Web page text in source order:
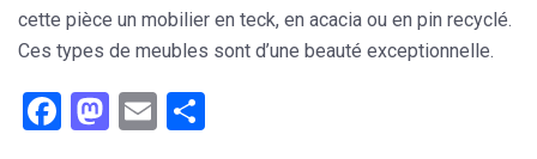
cette pièce un mobilier en teck, en acacia ou en pin recyclé.
Ces types de meubles sont d’une beauté exceptionnelle.
Facebook
Mastodon
Email